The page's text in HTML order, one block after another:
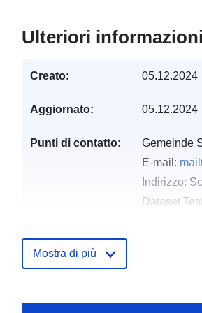
Ulteriori informazioni
Creato: 05.12.2024
Aggiornato: 05.12.2024
Punti di contatto:
Gemeinde
E-mail:
Indirizzo:
Dataset
Registro del
catalogo:
Mostra di più